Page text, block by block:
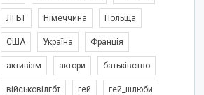
ЛГБТ Німеччина Польща
США Україна Франція
активізм актори батьківство
військовілгбт гей гей_шлюби